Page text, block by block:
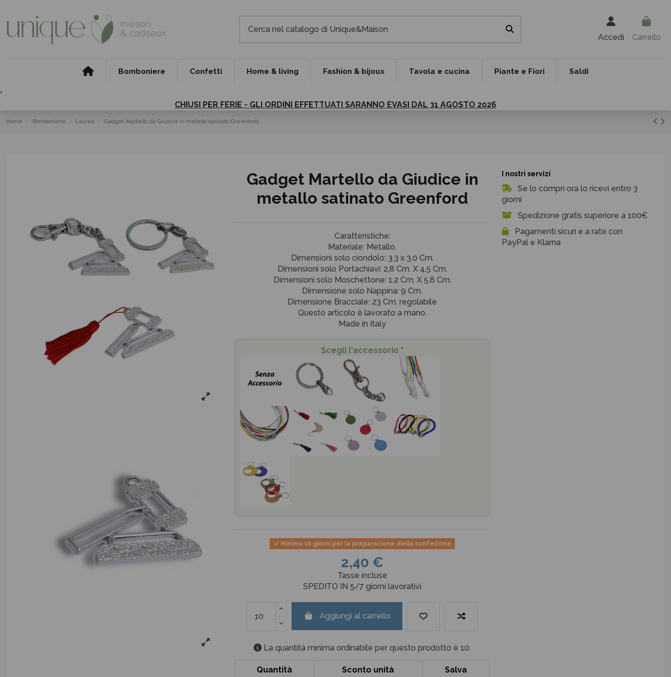
Accedi Carrello
Bomboniere Confetti Home & living Fashion & bijoux Tavola e cucina Piante e Fiori Saldi
.
CHIUSI PER FERIE - GLI ORDINI EFFETTUATI SARANNO EVASI DAL 31 AGOSTO 2026
Home Bomboniere Laurea Gadget Martello da Giudice in metallo satinato Greenford
Gadget Martello da Giudice in
metallo satinato Greenford
Caratteristiche:
Materiale: Metallo.
Dimensioni solo ciondolo: 3,3 x 3,0 Cm.
Dimensioni solo Portachiavi: 2,8 Cm. X 4,5 Cm.
Dimensioni solo Moschettone: 1,2 Cm. X 5,8 Cm.
Dimensione solo Nappina: 9 Cm.
Dimensione Bracciale: 23 Cm. regolabile
Questo articolo è lavorato a mano.
Made in Italy
Scegli l'accessorio *
Minimo 10 giorni per la preparazione della confezione
2,40 €
Tasse incluse
SPEDITO IN 5/7 giorni lavorativi
Aggiungi al carrello
La quantità minima ordinabile per questo prodotto è 10.
Quantità Sconto unità Salva
I nostri servizi
Se lo compri ora lo ricevi entro 3
giorni
Spedizione gratis superiore a 100€
Pagamenti sicuri e a rate con
PayPal e Klarna